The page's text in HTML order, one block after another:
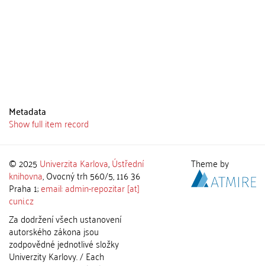
Metadata
Show full item record
© 2025 Univerzita Karlova,Ústřední
knihovna, Ovocný trh 560/5, 116 36
Praha 1;email: admin-repozitar [at]
cuni.cz
Za dodržení všech ustanovení
autorského zákona jsou
zodpovědné jednotlivé složky
Univerzity Karlovy. / Each
Theme by